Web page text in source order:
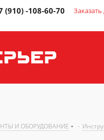
(910) -108-60-70 Заказать
И ОБОРУДОВАНИЕ -